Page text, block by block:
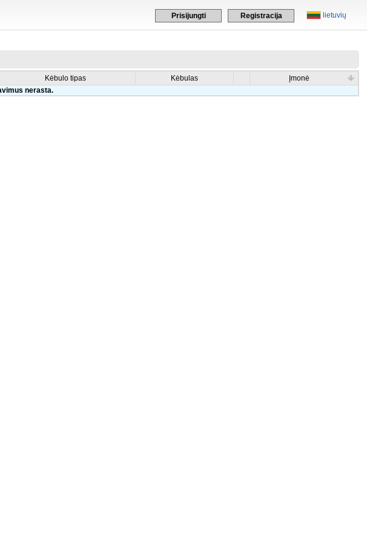
lietuvių
Prisijungti Registracija
Kėbulo tipas Kėbulas
Įmonė
nerasta.